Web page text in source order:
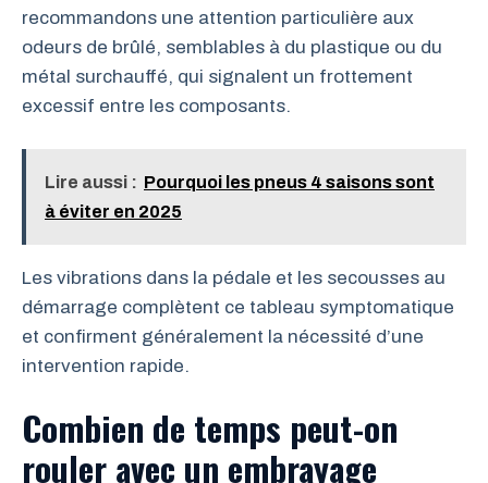
recommandons une attention particulière aux
odeurs de brûlé, semblables à du plastique ou du
métal surchauffé, qui signalent un frottement
excessif entre les composants.
Lire aussi : Pourquoi les pneus 4 saisons sont
à éviter en 2025
Les vibrations dans la pédale et les secousses au
démarrage complètent ce tableau symptomatique
et confirment généralement la nécessité d’une
intervention rapide.
Combien de temps peut-on
rouler avec un embrayage